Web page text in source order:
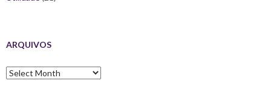
ARQUIVOS
Arquivos